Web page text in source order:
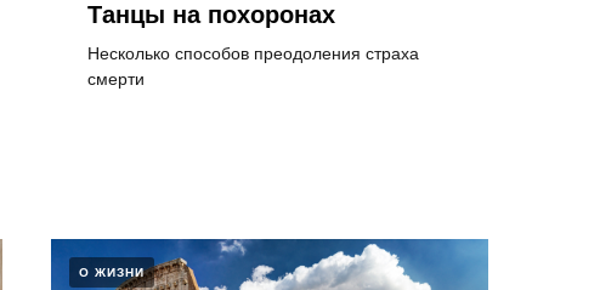
Танцы на похоронах
Несколько способов преодоления страха
смерти
О ЖИЗНИ